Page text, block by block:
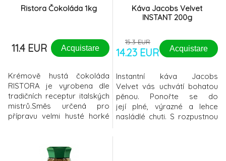
Ristora Čokoláda 1kg
11.4 EUR Acquistare
Krémově hustá čokoláda
RISTORA je vyrobena dle
tradičních receptur italských
mistrů.Směs určená pro
přípravu velmi husté horké
zaručuje dokonalý požitek.
Výhodou čokolády je volba
Káva Jacobs Velvet
INSTANT 200g
15.3 EUR
14.23 EUR Acquistare
Instantní káva Jacobs
Velvet vás uchvátí bohatou
pěnou. Ponořte se do
její plné, výrazné a lehce
nasládlé chuti. S rozpustnou